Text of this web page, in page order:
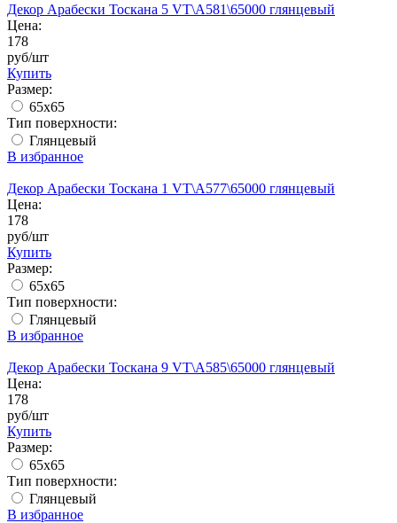
Декор Арабески Тоскана 5 VT\A581\65000 глянцевый
Цена:
178
руб/шт
Купить
Размер:
65x65
Тип поверхности:
Глянцевый
В избранное
Декор Арабески Тоскана 1 VT\A577\65000 глянцевый
Цена:
178
руб/шт
Купить
Размер:
65x65
Тип поверхности:
Глянцевый
В избранное
Декор Арабески Тоскана 9 VT\A585\65000 глянцевый
Цена:
178
руб/шт
Купить
Размер:
65x65
Тип поверхности:
Глянцевый
В избранное